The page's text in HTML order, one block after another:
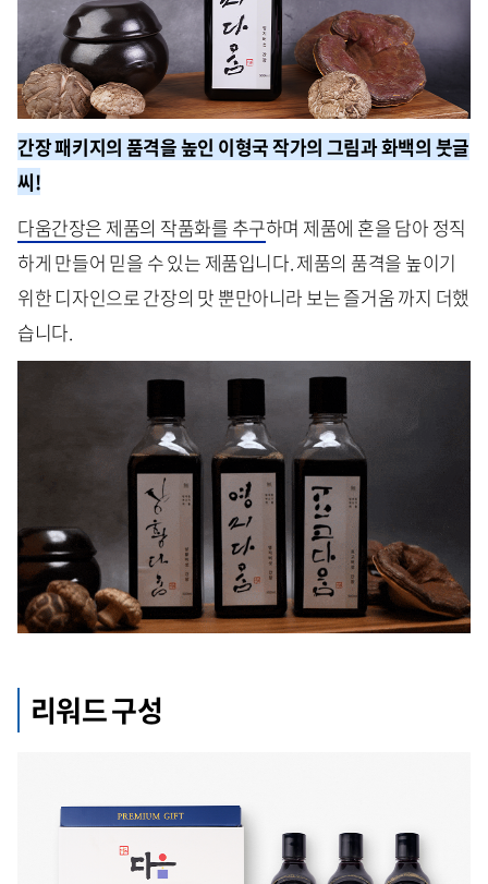
간장 패키지의 품격을 높인 이형국 작가의 그림과 화백의 붓글
씨!
다움간장은 제품의 작품화를 추구하며 제품에 혼을 담아 정직
하게 만들어 믿을 수 있는 제품입니다. 제품의 품격을 높이기
위한 디자인으로 간장의 맛 뿐만아니라 보는 즐거움 까지 더했
습니다.
리워드 구성